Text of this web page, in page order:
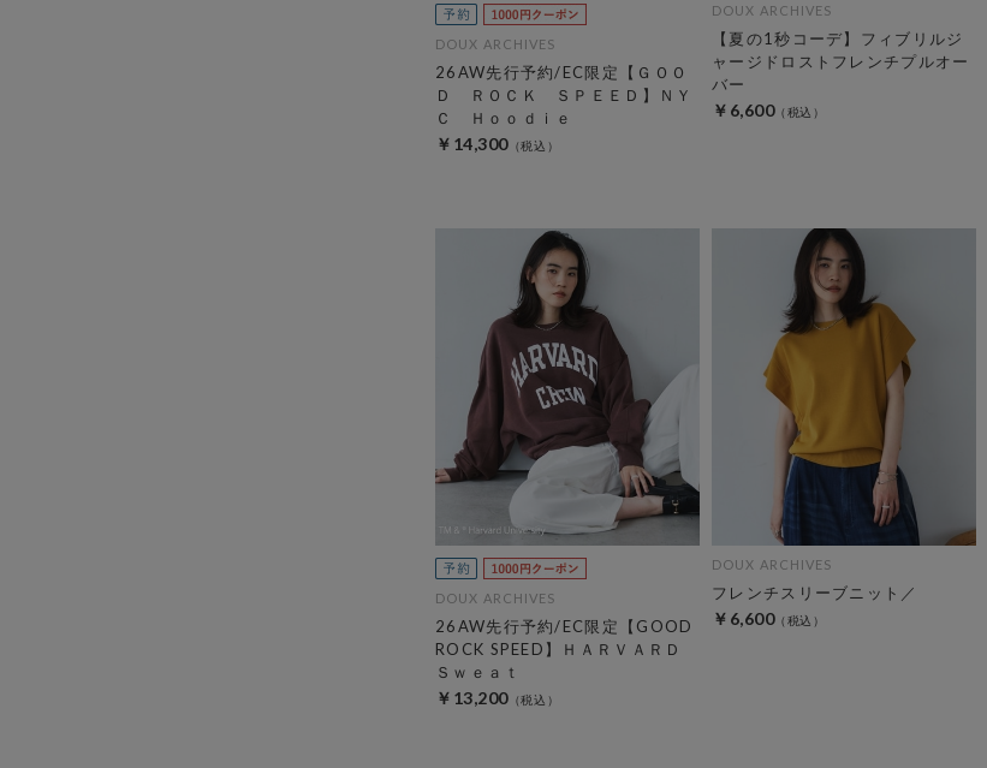
DOUX ARCHIVES
26AW先行予約/EC限定【ＧＯＯ
Ｄ ＲＯＣＫ ＳＰＥＥＤ】ＮＹ
Ｃ Ｈｏｏｄｉｅ
￥14,300
DOUX ARCHIVES
【夏の1秒コーデ】フィブリルジ
ャージドロストフレンチプルオー
バー
￥6,600
DOUX ARCHIVES
26AW先行予約/EC限定【GOOD
ROCK SPEED】ＨＡＲＶＡＲＤ
Ｓｗｅａｔ
￥13,200
DOUX ARCHIVES
フレンチスリーブニット／
￥6,600